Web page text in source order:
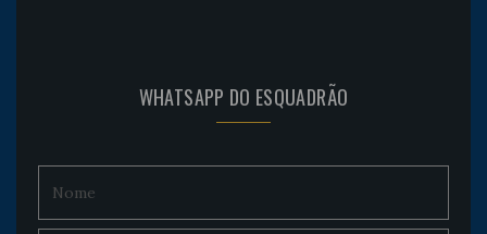
WHATSAPP DO ESQUADRÃO